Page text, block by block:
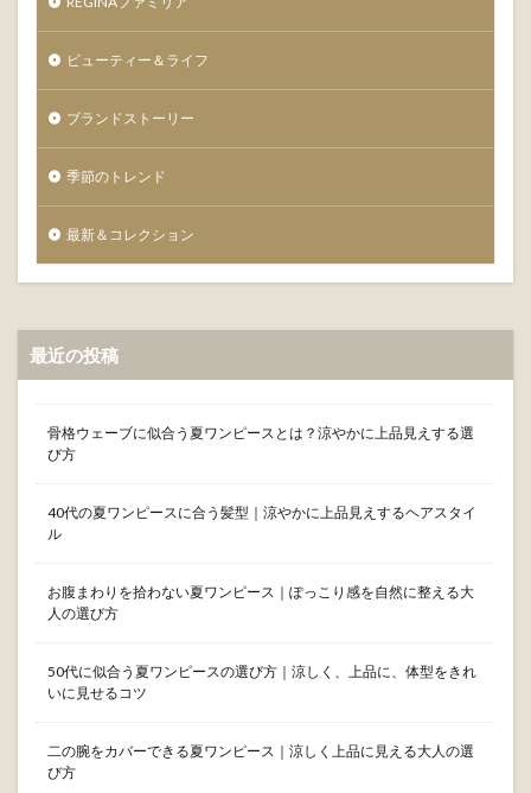
事
を
確
認
し
ま
し
た
か
？
ビューティー＆ライフ
ブランドストーリー
季節のトレンド
最新＆コレクション
最近の投稿
骨格ウェーブに似合う夏ワンピースとは？涼やかに上品見えする選
び方
40代の夏ワンピースに合う髪型｜涼やかに上品見えするヘアスタイ
ル
お腹まわりを拾わない夏ワンピース｜ぽっこり感を自然に整える大
人の選び方
50代に似合う夏ワンピースの選び方｜涼しく、上品に、体型をきれ
いに見せるコツ
二の腕をカバーできる夏ワンピース｜涼しく上品に見える大人の選
び方